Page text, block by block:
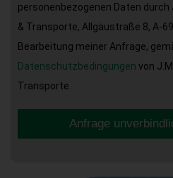
personenbezogenen Daten durch
& Transporte, Allgäustraße 8, A-
Bearbeitung meiner Anfrage,
Datenschutzbedingungen von
Transporte.
Anfrage